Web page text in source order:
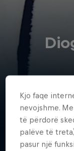
Kjo faqe
nevojshme.
të përdorë
palëve të
pasur një